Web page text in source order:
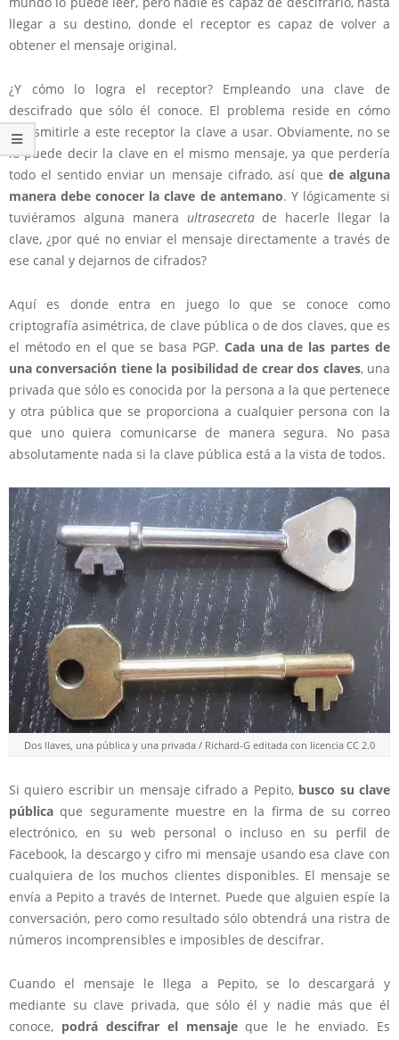
llegar a su destino, donde el receptor es capaz de volver a
obtener el mensaje original.
¿Y cómo lo logra el receptor? Empleando una clave de
descifrado que sólo él conoce. El problema reside en cómo
transmitirle a este receptor la clave a usar. Obviamente, no se
lo puede decir la clave en el mismo mensaje, ya que perdería
todo el sentido enviar un mensaje cifrado, así que de alguna
manera debe conocer la clave de antemano. Y lógicamente si
tuviéramos alguna manera ultrasecretade hacerle llegar la
clave, ¿por qué no enviar el mensaje directamente a través de
ese canal y dejarnos de cifrados?
Aquí es donde entra en juego lo que se conoce como
criptografía asimétrica, de clave pública o de dos claves, que es
el método en el que se basa PGP. Cada una de las partes de
una conversación tiene la posibilidad de crear dos claves, una
privada que sólo es conocida por la persona a la que pertenece
y otra pública que se proporciona a cualquier persona con la
que uno quiera comunicarse de manera segura. No pasa
absolutamente nada si la clave pública está a la vista de todos.
Dos llaves, una pública y una privada / Richard-G editada con licencia CC 2.0
Si quiero escribir un mensaje cifrado a Pepito, busco su clave
pública que seguramente muestre en la firma de su correo
electrónico, en su web personal o incluso en su perfil de
Facebook, la descargo y cifro mi mensaje usando esa clave con
cualquiera de los muchos clientes disponibles. El mensaje se
envía a Pepito a través de Internet. Puede que alguien espíe la
conversación, pero como resultado sólo obtendrá una ristra de
números incomprensibles e imposibles de descifrar.
Cuando el mensaje le llega a Pepito, se lo descargará y
mediante su clave privada, que sólo él y nadie más que él
conoce, podrá descifrar el mensajeque le he enviado. Es